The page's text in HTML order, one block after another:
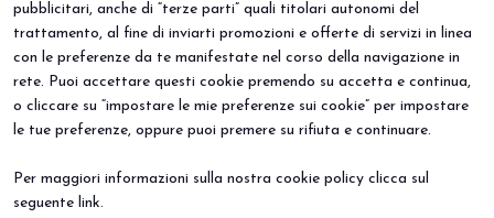
pubblicitari, anche di “terze parti” quali titolari autonomi del
trattamento, al fine di inviarti promozioni e offerte di servizi in linea
con le preferenze da te manifestate nel corso della navigazione in
rete. Puoi accettare questi cookie premendo su accetta e continua,
o cliccare su “impostare le mie preferenze sui cookie” per impostare
le tue preferenze, oppure puoi premere su rifiuta e continuare.
Per maggiori informazioni sulla nostra cookie policy clicca sul
seguente link.
Edizione 2027
Settori espositivi
Contatti
Perché visitare
Info utili
Area riservata
ESPONI
Perché esporre
Prenota il tuo stand
EVENTI
Eventi e progetti speciali